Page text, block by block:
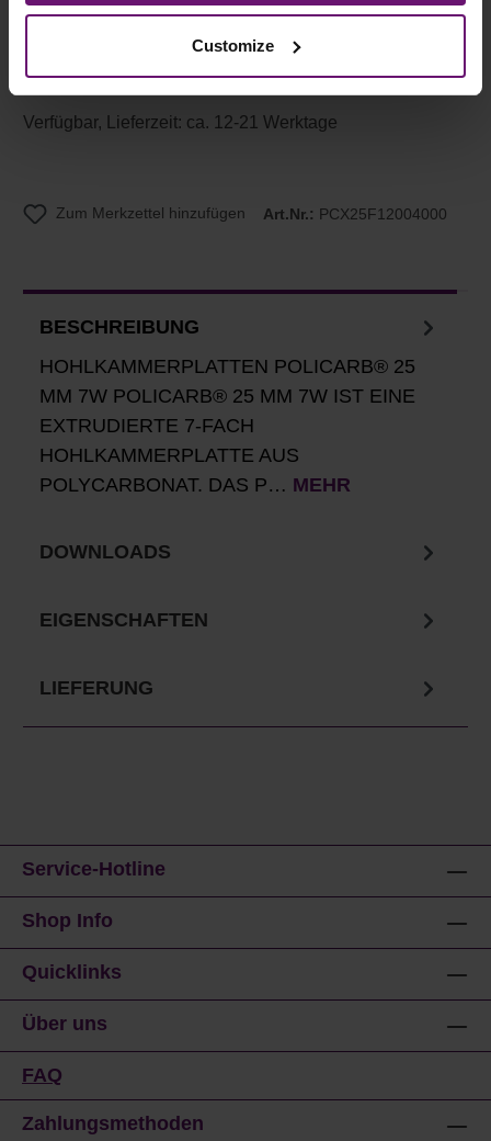
Customize
In den Warenkorb
Verfügbar, Lieferzeit: ca. 12-21 Werktage
Zum Merkzettel hinzufügen Art.Nr.: PCX25F12004000
BESCHREIBUNG
HOHLKAMMERPLATTEN POLICARB® 25
MM 7W POLICARB® 25 MM 7W IST EINE
EXTRUDIERTE 7-FACH
HOHLKAMMERPLATTE AUS
POLYCARBONAT. DAS P… MEHR
DOWNLOADS
EIGENSCHAFTEN
LIEFERUNG
Service-Hotline
Shop Info
Quicklinks
Über uns
FAQ
Zahlungsmethoden